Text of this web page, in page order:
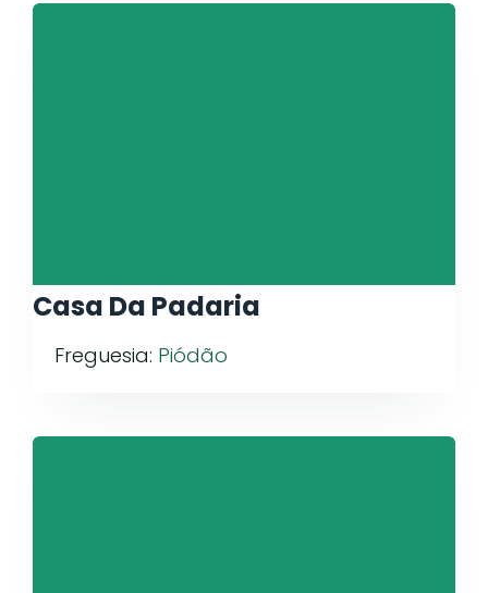
Casa Da Padaria
Freguesia: Piódão